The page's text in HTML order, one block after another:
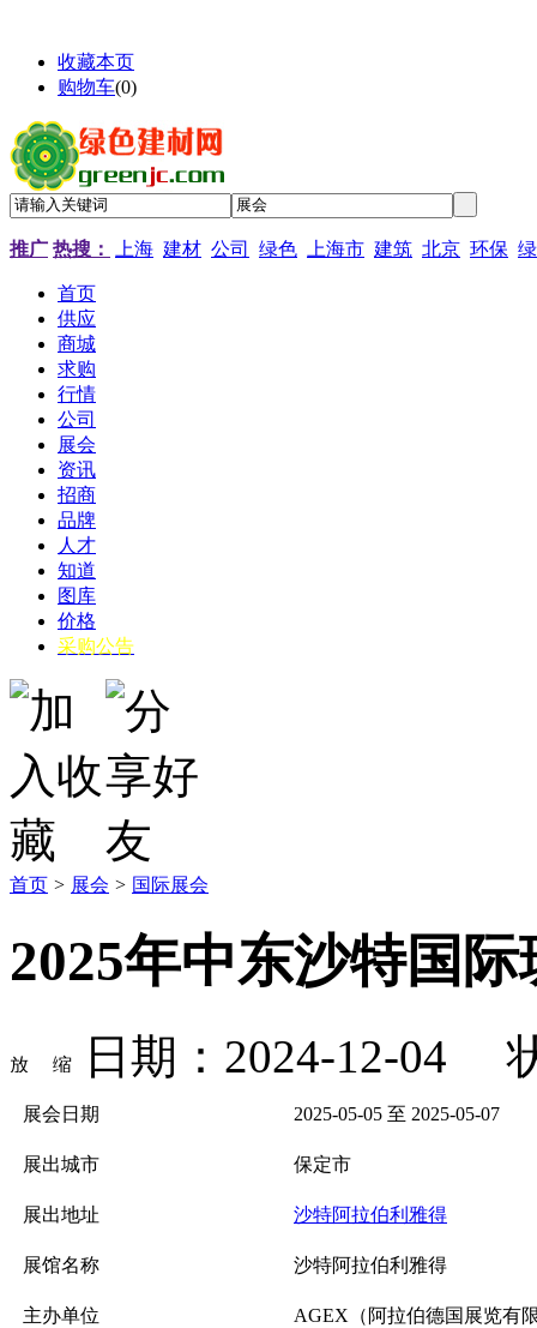
收藏本页
购物车(0)
推广 热搜： 上海 建材 公司 绿色 上海市 建筑 北京 环保
首页
供应
商城
求购
行情
公司
展会
资讯
招商
品牌
人才
知道
图库
价格
采购公告
首页 > 展会 > 国际展会
2025年中东沙特国
日期：2024-12-04
展会日期 2025-05-05 至 2025-05-07
展出城市 保定市
展出地址 沙特阿拉伯利雅得
展馆名称 沙特阿拉伯利雅得
主办单位 AGEX（阿拉伯德国展览有